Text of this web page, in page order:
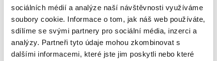
sociálních médií a analýze naší návštěvnosti využíváme
soubory cookie. Informace o tom, jak náš web používáte,
sdílíme se svými partnery pro sociální média, inzerci a
analýzy. Partneři tyto údaje mohou zkombinovat s
dalšími informacemi, které jste jim poskytli nebo které
Nová monografie se věnuje v české literatuře
dosud opomíjenému výkladu mezinárodních
smluv. Kompaktní a přece čtivý výklad zevrubně
rozebírá všechny možné aspekty výkladu
mezinárodních smluv;...